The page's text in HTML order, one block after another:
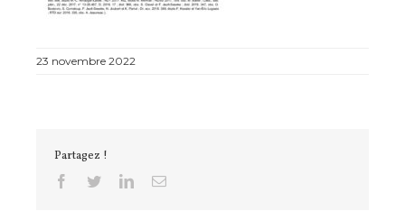
23 novembre 2022
Partagez !
Facebook
TwitterLinkedinEmail